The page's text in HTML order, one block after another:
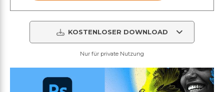
KOSTENLOSER DOWNLOAD
Nur für private Nutzung